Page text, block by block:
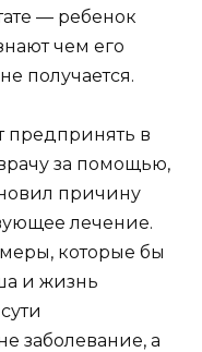
— ребенок
чем его
получается.
предпринять в
за помощью,
причину
лечение.
которые бы
и жизнь
заболевание, а